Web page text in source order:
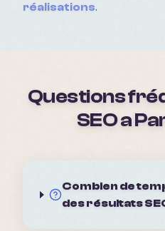
réalisations.
Questions
SEO a
Combien de
des résultats